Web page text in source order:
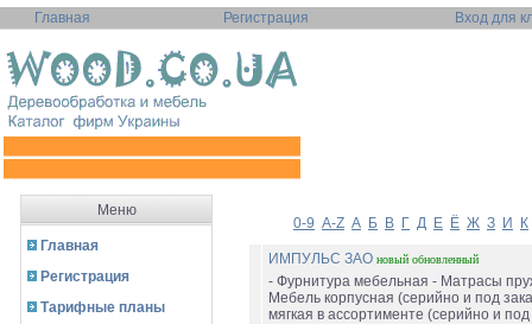
Главная Регистрация Вход для
Меню
Главная
Регистрация
Тарифные планы
0-9 A-Z А Б В Г Д Е Ё Ж З И К
ИМПУЛЬС ЗАО новый обновленный
- Фурнитура мебельная - Матрасы
Мебель корпусная (серийно и под
мягкая в ассортименте (серийно и под